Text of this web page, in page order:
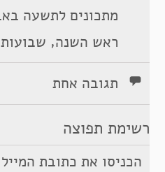
מתכונים לתשעה
ראש השנה, שבועות
תגובה אחת
רשימת תפוצה
הכניסו את כתובת